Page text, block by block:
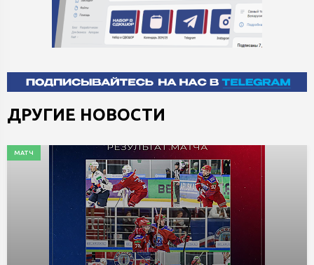
ДРУГИЕ НОВОСТИ
МАТЧ